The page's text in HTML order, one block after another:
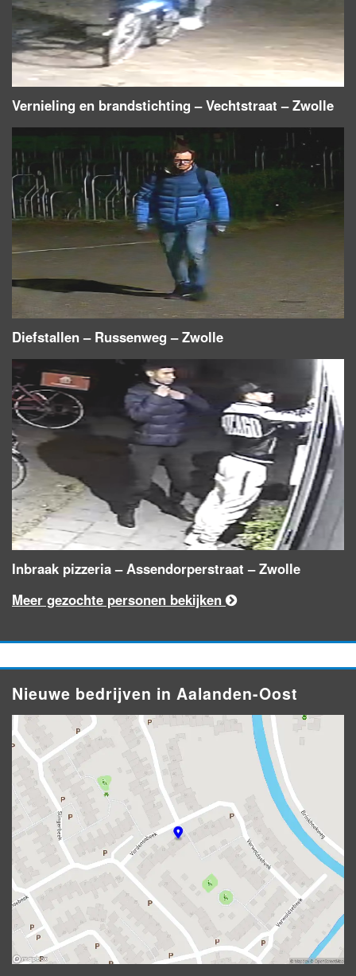
Vernieling en brandstichting – Vechtstraat – Zwolle
Diefstallen – Russenweg – Zwolle
Inbraak pizzeria – Assendorperstraat – Zwolle
Meer gezochte personen bekijken
Nieuwe bedrijven in Aalanden-Oost